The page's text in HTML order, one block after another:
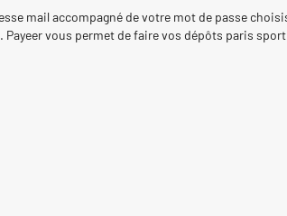
mail accompagné de votre mot de passe
vous permet de faire vos dépôts paris